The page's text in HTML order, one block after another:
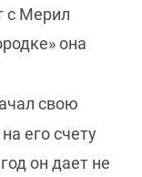
с Мерил
она
свою
его счету
он дает не